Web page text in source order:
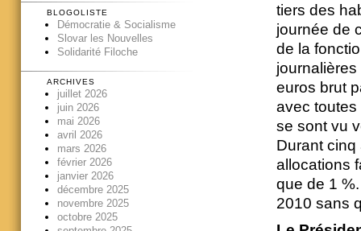
tiers des
journée de
de la
euros brut
avec toutes
se sont vu
Durant cinq
allocations
que de 1
2010 sans
BLOGOLISTE
Démocratie & Socialisme
Slovar les Nouvelles
Solidarité Filoche
ARCHIVES
juillet 2026
juin 2026
mai 2026
avril 2026
mars 2026
février 2026
janvier 2026
décembre 2025
novembre 2025
octobre 2025